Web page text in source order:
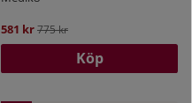
581 krOrdinarie pris:
775 kr
Köp